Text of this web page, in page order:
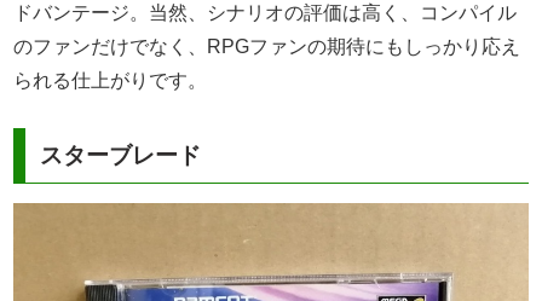
ドバンテージ。当然、シナリオの評価は高く、コンパイル
のファンだけでなく、RPGファンの期待にもしっかり応え
られる仕上がりです。
スターブレード